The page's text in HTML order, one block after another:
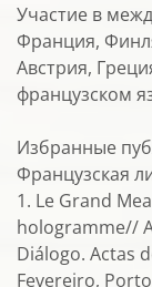
Участие в
Франция,
Австрия,
французском
Избранные
Французская
1. Le Grand
hologramme//
Diálogo. Actas
Fevereiro,